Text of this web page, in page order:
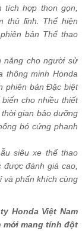
hợp thon gọn,
thủ lĩnh. Thể hiện
bản Thể thao
năng cho người sử
thông minh Honda
phiên bản Đặc biệt
cho nhiều thiết
gian bảo dưỡng
bó cứng phanh
siêu xe thể thao
đánh giá cao,
và phấn khích cùng
Honda Việt Nam
mới mang tính đột